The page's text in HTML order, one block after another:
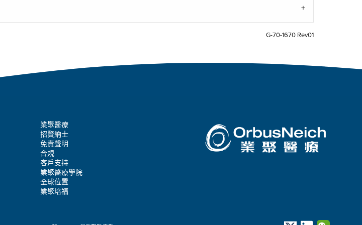
G-70-1670 Rev01
業聚醫療
招賢納士
免責聲明
合規
客戶支持
業聚醫療學院
全球位置
業聚培福